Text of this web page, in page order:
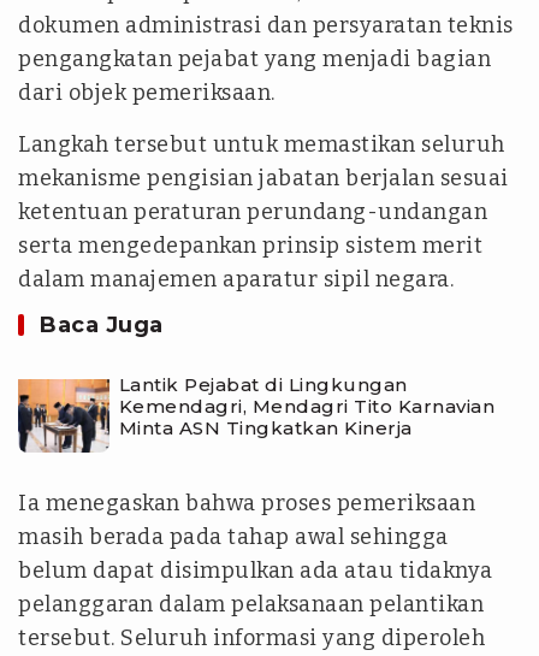
dokumen administrasi dan persyaratan teknis
pengangkatan pejabat yang menjadi bagian
dari objek pemeriksaan.
Langkah tersebut untuk memastikan seluruh
mekanisme pengisian jabatan berjalan sesuai
ketentuan peraturan perundang-undangan
serta mengedepankan prinsip sistem merit
dalam manajemen aparatur sipil negara.
Baca Juga
Lantik Pejabat di Lingkungan
Kemendagri, Mendagri Tito Karnavian
Minta ASN Tingkatkan Kinerja
Ia menegaskan bahwa proses pemeriksaan
masih berada pada tahap awal sehingga
belum dapat disimpulkan ada atau tidaknya
pelanggaran dalam pelaksanaan pelantikan
tersebut. Seluruh informasi yang diperoleh